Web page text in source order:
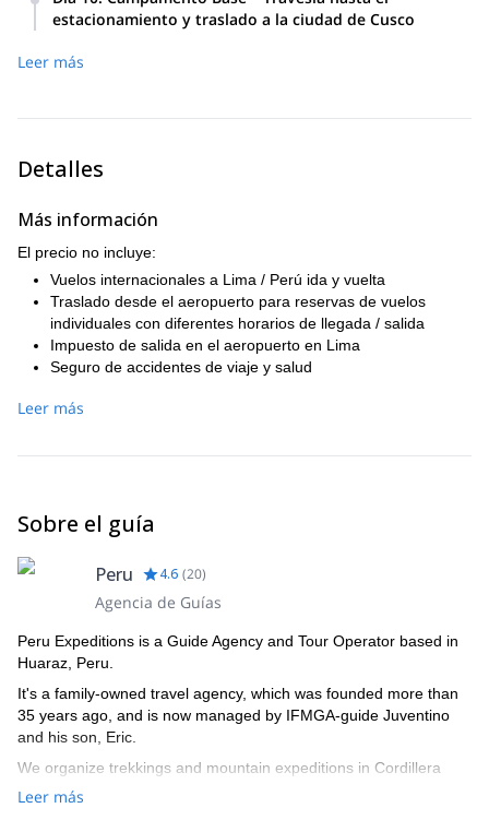
estacionamiento y traslado a la ciudad de Cusco
Leer más
Detalles
Más información
El precio no incluye:
Vuelos internacionales a Lima / Perú ida y vuelta
Traslado desde el aeropuerto para reservas de vuelos
individuales con diferentes horarios de llegada / salida
Impuesto de salida en el aeropuerto en Lima
Seguro de accidentes de viaje y salud
Comidas en restaurantes en Lima y Huaraz
Tour de aclimatación en la región de Cusco
Boleto de vuelo doméstico Aerolínea Lima-Cusco-Lima
Hotel Casa Andina 2 noches en Lima
Hotel Terra Andina 4 noches en Huaraz
Recogida en el aeropuerto en Lima hacia el Hotel
Equipo personal (como botas, piolet, crampones, arnés,
Propinas
Leer más
Sobre el guía
Peru 4.6 (20)
Agencia de Guías
Peru Expeditions is a Guide Agency and Tour Operator based in
Huaraz, Peru.
It's a family-owned travel agency, which was founded more than
35 years ago, and is now managed by IFMGA-guide Juventino
and his son, Eric.
We organize trekkings and mountain expeditions in Cordillera
Blanca, and all around Peru.
Leer más